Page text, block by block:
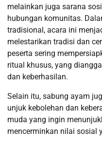
melainkan juga sarana
hubungan komunitas.
tradisional, acara ini
melestarikan tradisi dan
peserta sering
ritual khusus, yang
dan keberhasilan.
Selain itu, sabung ayam
unjuk kebolehan dan
muda yang ingin
mencerminkan nilai sosial